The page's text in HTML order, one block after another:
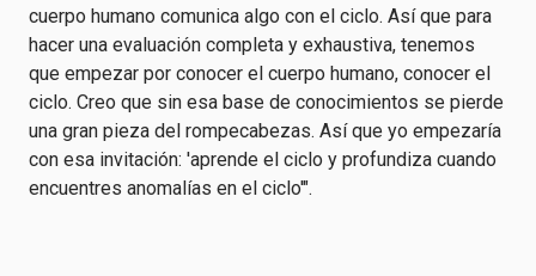
cuerpo humano comunica algo con el ciclo. Así que para
hacer una evaluación completa y exhaustiva, tenemos
que empezar por conocer el cuerpo humano, conocer el
ciclo. Creo que sin esa base de conocimientos se pierde
una gran pieza del rompecabezas. Así que yo empezaría
con esa invitación: 'aprende el ciclo y profundiza cuando
encuentres anomalías en el ciclo'".